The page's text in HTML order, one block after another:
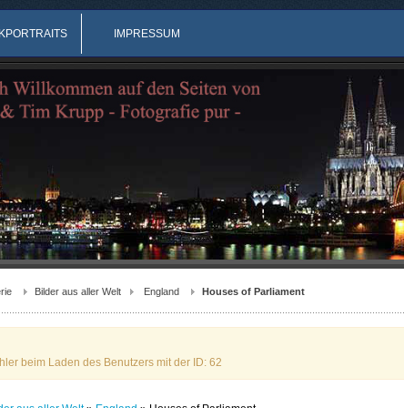
IMPRESSUM
Bilder aus aller Welt England Houses of Parliament
beim Laden des Benutzers mit der ID: 62